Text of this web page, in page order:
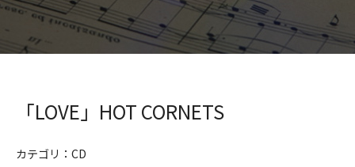
「LOVE」HOT CORNETS
カテゴリ： CD